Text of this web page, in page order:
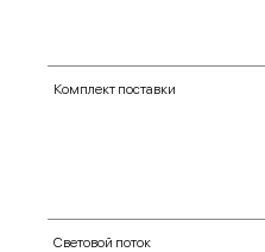
Комплект поставки
Световой поток